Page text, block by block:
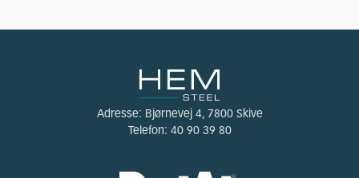
Adresse: Bjørnevej 4, 7800 Skive
Telefon: 40 90 39 80